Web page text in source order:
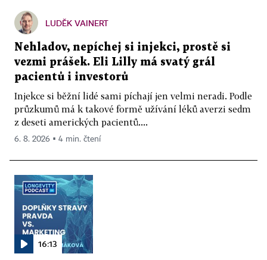
LUDĚK VAINERT
Nehladov, nepíchej si injekci, prostě si
vezmi prášek. Eli Lilly má svatý grál
pacientů i investorů
Injekce si běžní lidé sami píchají jen velmi neradi. Podle
průzkumů má k takové formě užívání léků averzi sedm
z deseti amerických pacientů....
6. 8. 2026 ▪ 4 min. čtení
16:13